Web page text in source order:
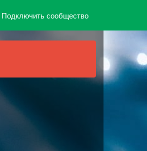
Подключить сообщество